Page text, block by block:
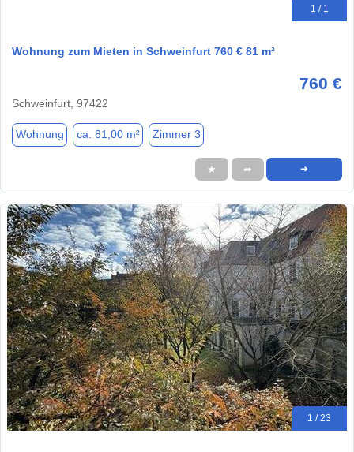
1 / 1
Wohnung zum Mieten in Schweinfurt 760 € 81 m²
760 €
Schweinfurt, 97422
Wohnung ca. 81,00 m² Zimmer 3
★ ➦ ➜
1 / 23